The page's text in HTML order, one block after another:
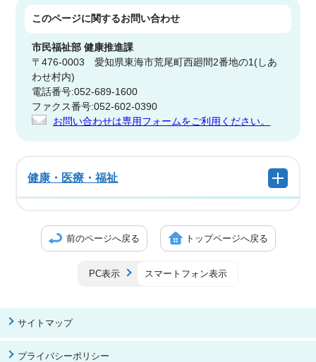
このページに関するお問い合わせ
市民福祉部健康推進課
〒476-0003 愛知県東海市荒尾町西廻間2番地の1(しあ
わせ村内)
電話番号:052-689-1600
ファクス番号:052-602-0390
お問い合わせは専用フォームをご利用ください。
健康・医療・福祉
前のページへ戻る トップページへ戻る
PC表示 スマートフォン表示
サイトマップ
プライバシーポリシー